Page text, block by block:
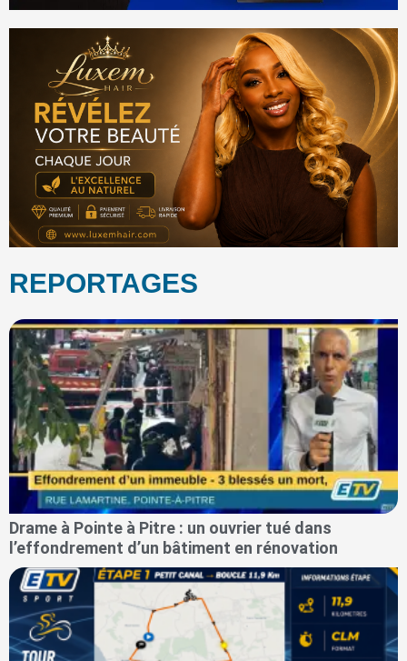
REPORTAGES
Drame à Pointe à Pitre : un ouvrier tué dans
l’effondrement d’un bâtiment en rénovation